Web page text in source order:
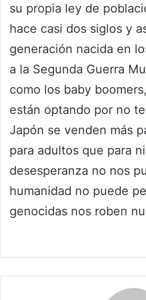
su propia ley de
hace casi dos siglos y
generación nacida en
a la Segunda Guerra
como los baby
están optando por no
Japón se venden más
para adultos que para
desesperanza no nos
humanidad no puede
genocidas nos roben